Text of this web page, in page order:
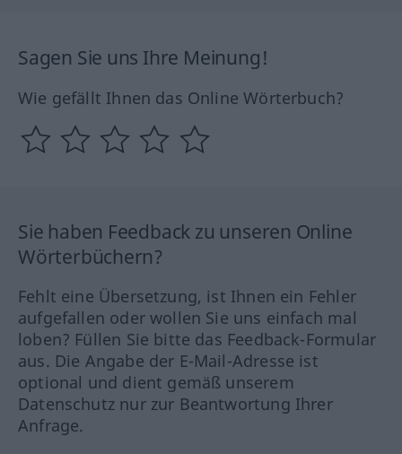
Sagen Sie uns Ihre Meinung!
Wie gefällt Ihnen das Online Wörterbuch?
Sie haben Feedback zu unseren Online
Wörterbüchern?
Fehlt eine Übersetzung, ist Ihnen ein Fehler
aufgefallen oder wollen Sie uns einfach mal
loben? Füllen Sie bitte das Feedback-Formular
aus. Die Angabe der E-Mail-Adresse ist
optional und dient gemäß unserem
Datenschutz nur zur Beantwortung Ihrer
Anfrage.